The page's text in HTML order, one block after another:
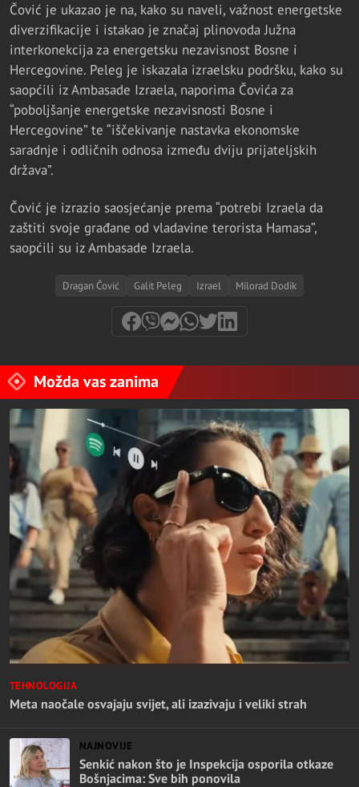
Čović je ukazao je na, kako su naveli, važnost energetske
diverzifikacije i istakao je značaj plinovoda Južna
interkonekcija za energetsku nezavisnost Bosne i
Hercegovine. Peleg je iskazala izraelsku podršku, kako su
saopćili iz Ambasade Izraela, naporima Čovića za
“poboljšanje energetske nezavisnosti Bosne i
Hercegovine” te “iščekivanje nastavka ekonomske
saradnje i odličnih odnosa između dviju prijateljskih
država”.
Čović je izrazio saosjećanje prema “potrebi Izraela da
zaštiti svoje građane od vladavine terorista Hamasa”,
saopćili su iz Ambasade Izraela.
Dragan Čović Galit Peleg Izrael Milorad Dodik
Možda vas zanima
TEHNOLOGIJA
Meta naočale osvajaju svijet, ali izazivaju i veliki strah
NAJNOVIJE
Senkić nakon što je Inspekcija osporila otkaze
Bošnjacima: Sve bih ponovila